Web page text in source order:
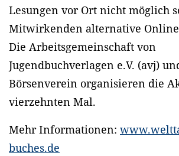
Lesungen vor Ort nicht möglich
Mitwirkenden alternative
Die Arbeitsgemeinschaft von
Jugendbuchverlagen e.V. (avj)
Börsenverein organisieren die
vierzehnten Mal.
Mehr Informationen:
buches.de